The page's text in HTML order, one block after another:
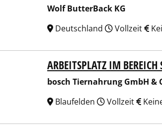
Wolf ButterBack KG
Deutschland
Vollzeit
Tiernahrung GmbH & Co. KG
ARBEITSPLATZ IM BEREICH
bosch Tiernahrung GmbH &
Blaufelden
Vollzeit